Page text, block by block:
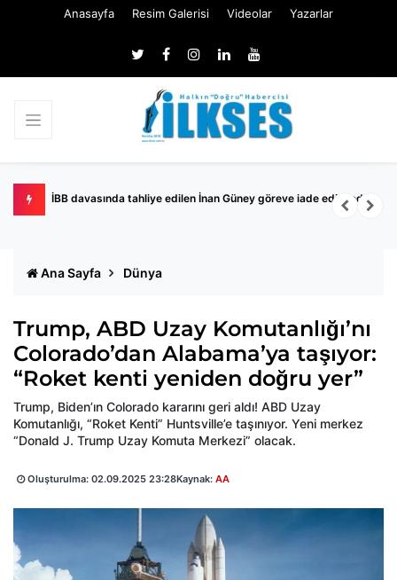
Anasayfa Resim Galerisi Videolar Yazarlar
İBB davasında tahliye edilen İnan Güney göreve iade edilmedi
Ana Sayfa Dünya
Trump, ABD Uzay Komutanlığı’nı
Colorado’dan Alabama’ya taşıyor:
“Roket kenti yeniden doğru yer”
Trump, Biden’ın Colorado kararını geri aldı! ABD Uzay
Komutanlığı, “Roket Kenti” Huntsville’e taşınıyor. Yeni merkez
“Donald J. Trump Uzay Komuta Merkezi” olacak.
Oluşturulma: 02.09.2025 23:28Kaynak: AA